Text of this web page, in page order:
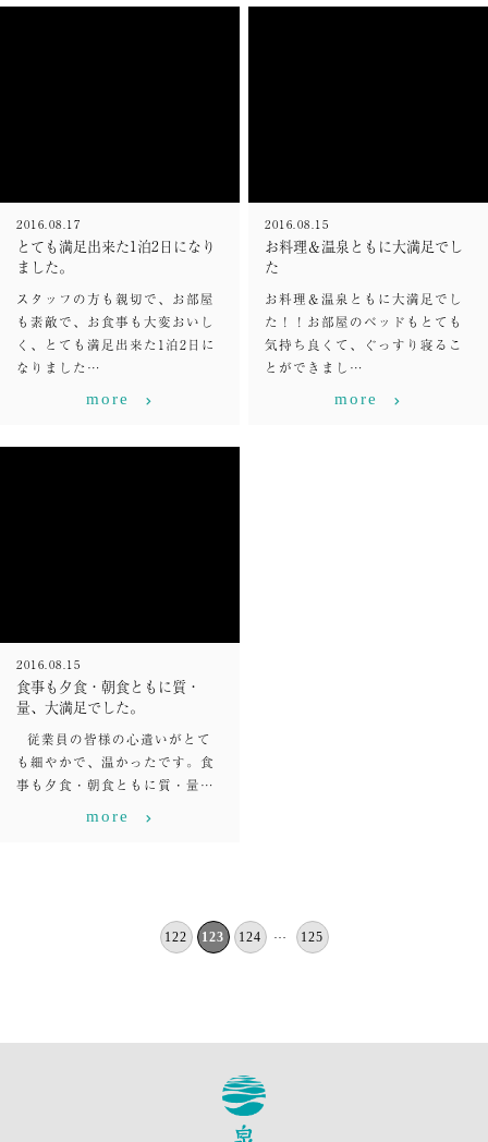
2016.08.17
とても満足出来た1泊2日になり
ました。
スタッフの方も親切で、お部屋
も素敵で、お食事も大変おいし
く、とても満足出来た1泊2日に
なりました…
more
2016.08.15
お料理＆温泉ともに大満足でし
た
お料理＆温泉ともに大満足でし
た！！お部屋のベッドもとても
気持ち良くて、ぐっすり寝るこ
とができまし…
more
2016.08.15
食事も夕食・朝食ともに質・
量、大満足でした。
従業員の皆様の心遣いがとて
も細やかで、温かったです。食
事も夕食・朝食ともに質・量…
more
122 123 124 125